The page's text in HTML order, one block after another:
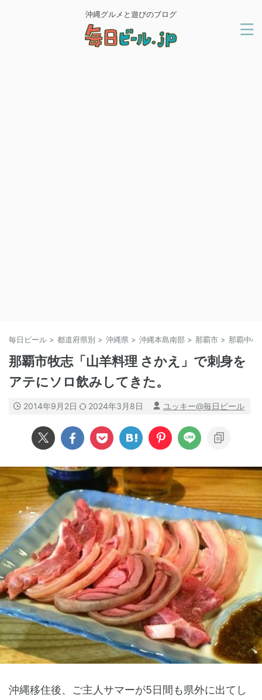
沖縄グルメと遊びのブログ
毎日ビール > 都道府県別 > 沖縄県 > 沖縄本島南部 > 那覇市 > 那覇中心
那覇市牧志「山羊料理 さかえ」で刺身を
アテにソロ飲みしてきた。
2014年9月2日 2024年3月8日 ユッキー@毎日ビール
沖縄移住後、ご主人サマーが5日間も県外に出てし